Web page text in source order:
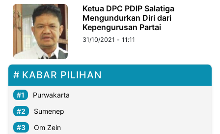
Holding
Ketua DPC PDIP Salatiga
Mengundurkan Diri dari
Kepengurusan Partai
31/10/2021 - 11:11
KABAR PILIHAN
Purwakarta
Sumenep
Om Zein